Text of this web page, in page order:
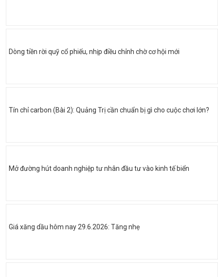
Dòng tiền rời quỹ cổ phiếu, nhịp điều chỉnh chờ cơ hội mới
Tín chỉ carbon (Bài 2): Quảng Trị cần chuẩn bị gì cho cuộc chơi lớn?
Mở đường hút doanh nghiệp tư nhân đầu tư vào kinh tế biển
Giá xăng dầu hôm nay 29.6.2026: Tăng nhẹ